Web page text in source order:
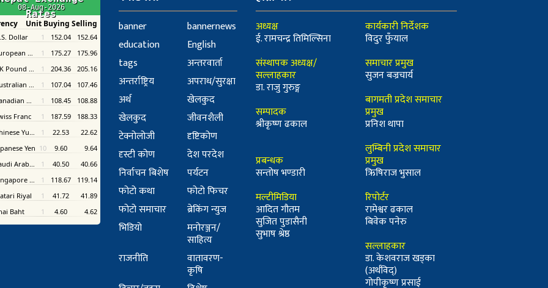
banner
bannernews
education
English
tags
अन्तरवार्ता
अन्तर्राष्ट्रिय
अपराध/सुरक्षा
अर्थ
खेलकुद
खेलकुद
जीवनशैली
टेक्नोलोजी
दृष्टिकोण
दृस्टी कोण
देश परदेश
निर्वाचन बिशेष
पर्यटन
फोटो कथा
फोटो फिचर
फोटो समाचार
ब्रेकिंग न्युज
भिडियो
मनोरञ्जन/
साहित्य
राजनीति
वातावरण-
कृषि
अध्यक्ष
ई. रामचन्द्र तिमिल्सिना
संस्थापक अध्यक्ष/
सल्लाहकार
डा. राजु गुरुङ्ग
सम्पादक
श्रीकृष्ण ढकाल
प्रबन्धक
सन्तोष भण्डारी
मल्टीमिडिया
आदित गौतम
सुजित पुडासैनी
सुभाष श्रेष्ठ
कार्यकारी निर्देशक
विदुर फुँयाल
समाचार प्रमुख
सुजन बज्रचार्य
बागमती प्रदेश समाचार
प्रमुख
प्रनिश थापा
लुम्बिनी प्रदेश समाचार
प्रमुख
ऋिषिराज भुसाल
रिपोर्टर
रामेश्वर ढकाल
बिवेक पनेरु
सल्लाहकार
डा. केशवराज खड्का
(अर्थविद्)
गोपीकृष्ण प्रसाई